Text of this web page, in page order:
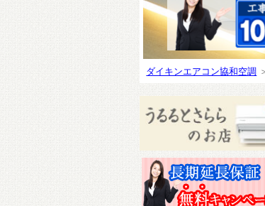
ダイキンエアコン協和空調